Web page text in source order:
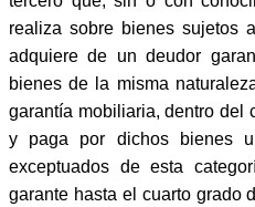
realiza sobre bienes sujetos
adquiere de un deudor
bienes de la misma
garantía mobiliaria, dentro del
y paga por dichos bienes
exceptuados de esta
garante hasta el cuarto grado